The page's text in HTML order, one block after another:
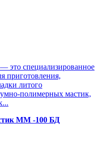
— это специализированное
приготовления,
литого
полимерных мастик,
MM -100 БД